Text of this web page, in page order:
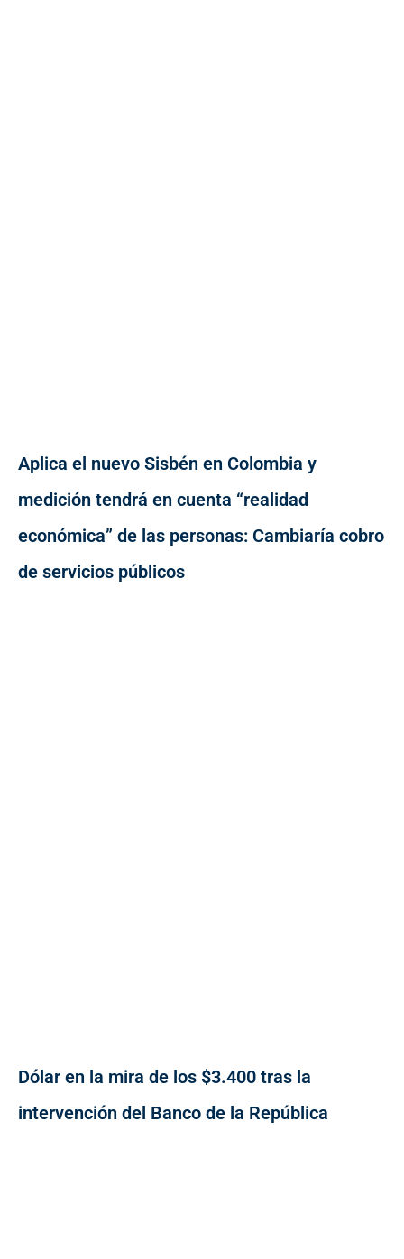
Aplica el nuevo Sisbén en Colombia y
medición tendrá en cuenta “realidad
económica” de las personas: Cambiaría cobro
de servicios públicos
Dólar en la mira de los $3.400 tras la
intervención del Banco de la República